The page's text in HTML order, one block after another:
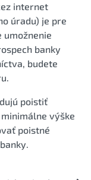
internet
úradu) je pre
umožnenie
banky
budete
poistiť
výške
poistné